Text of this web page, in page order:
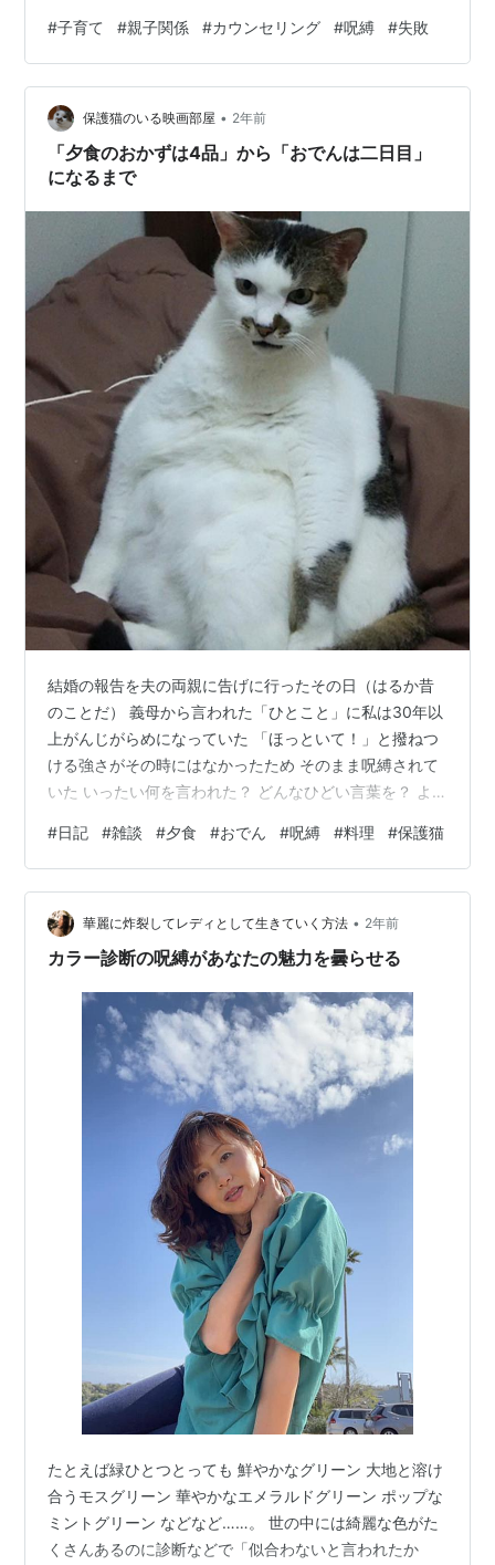
で見てそう思うんです。そんな私がいたよねと。）沢山
自分の子供達を知らなかったとはいえ心に余裕がなかっ
たとはいえ傷付けてきたと振り返ると思うことがもう山
のように沢山💦今この世は大変な時代に入っていて私達
が生きていたあの時代とはまた違う大変さがある世界に
なっていてどうか、どうか、心は豊かであれと祈…
#子育て #親子関係 #カウンセリング #呪縛 #失敗
保護猫のいる映画部屋 • 2年前
「夕食のおかずは4品」から「おでんは二日目」
になるまで
結婚の報告を夫の両親に告げに行ったその日（はるか昔
のことだ） 義母から言われた「ひとこと」に私は30年以
上がんじがらめになっていた 「ほっといて！」と撥ねつ
ける強さがその時にはなかったため そのまま呪縛されて
いた いったい何を言われた？ どんなひどい言葉を？ よ
#日記 #雑談 #夕食 #おでん #呪縛 #料理 #保護猫
華麗に炸裂してレディとして生きていく方法 • 2年前
カラー診断の呪縛があなたの魅力を曇らせる
たとえば緑ひとつとっても 鮮やかなグリーン 大地と溶け
合うモスグリーン 華やかなエメラルドグリーン ポップな
ミントグリーン などなど……。 世の中には綺麗な色がた
くさんあるのに診断などで「似合わないと言われたか